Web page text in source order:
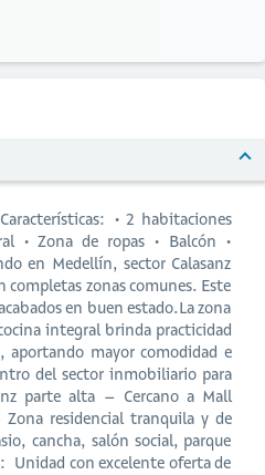
• 2 habitaciones
• Zona de ropas • Balcón •
en Medellín, sector Calasanz
zonas comunes. Este
en buen estado.La zona
integral brinda practicidad
mayor comodidad e
del sector inmobiliario para
parte alta – Cercano a Mall
residencial tranquila y de
cancha, salón social, parque
Unidad con excelente oferta de